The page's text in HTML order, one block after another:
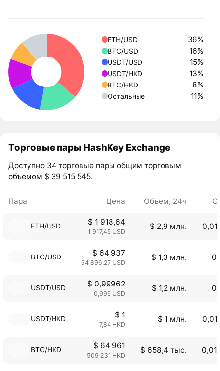
ETH/USD 36%
BTC/USD 16%
USDT/USD 15%
USDT/HKD 13%
BTC/HKD 8%
Остальные 11%
Торговые пары HashKey Exchange
Доступно 34 торговые пары общим торговым
объемом $ 39 515 545.
Пара Цена Объем, 24ч
ETH/USD $ 1 918,64
1 917,45 USD
$ 2,9 млн.
BTC/USD $ 64 937
64 896,27 USD
$ 1,3 млн.
USDT/USD $ 0,99962
0,999 USD
$ 1,2 млн.
USDT/HKD $ 1
7,84 HKD
$ 1 млн.
BTC/HKD $ 64 961
509 231 HKD
$ 658,4 тыс.